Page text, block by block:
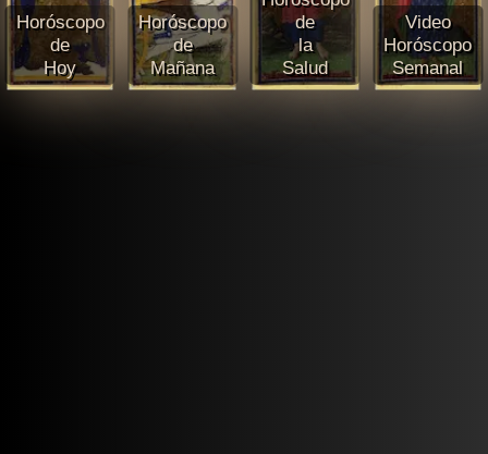
Horóscopo
de
Hoy
Horóscopo
de
Mañana
de
la
Salud
Video
Horóscopo
Semanal